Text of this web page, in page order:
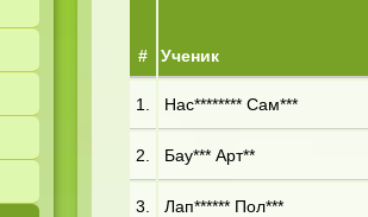
# Ученик
1. Нас******** Сам***
2. Бау*** Арт**
3. Лап****** Пол***